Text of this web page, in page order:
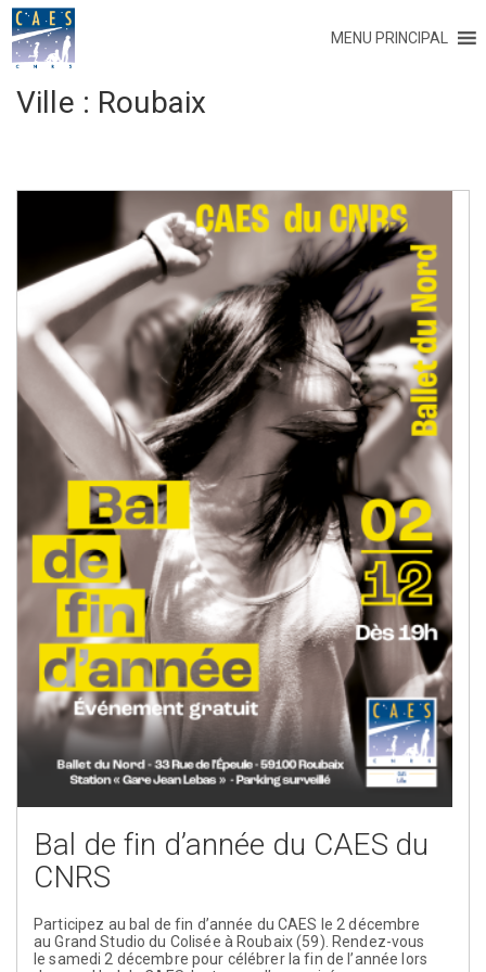
MENU PRINCIPAL
Ville : Roubaix
Bal de fin d’année du CAES du
CNRS
Participez au bal de fin d’année du CAES le 2 décembre
au Grand Studio du Colisée à Roubaix (59). Rendez-vous
le samedi 2 décembre pour célébrer la fin de l’année lors